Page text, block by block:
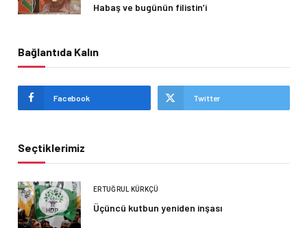
Habaş ve bugünün filistin’i
Bağlantıda Kalın
Facebook Twitter
Seçtiklerimiz
ERTUĞRUL KÜRKÇÜ
Üçüncü kutbun yeniden inşası